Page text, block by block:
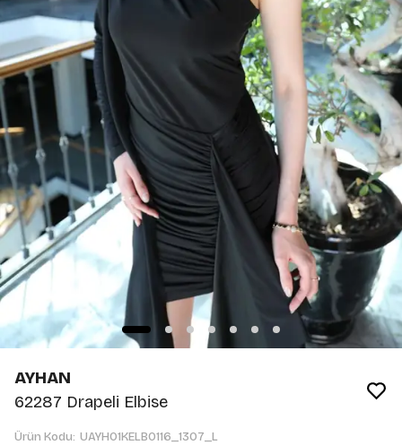
AYHAN
62287 Drapeli Elbise
Ürün Kodu: UAYH01KELB0116_1307_L